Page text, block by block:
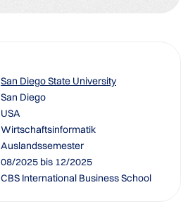
San Diego State University
San Diego
USA
Wirtschaftsinformatik
Auslandssemester
08/2025 bis 12/2025
CBS International Business School